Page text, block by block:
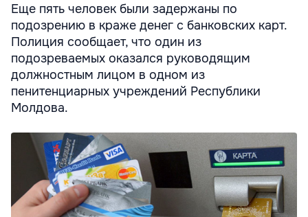
Еще пять человек были задержаны по
подозрению в краже денег с банковских карт.
Полиция сообщает, что один из
подозреваемых оказался руководящим
должностным лицом в одном из
пенитенциарных учреждений Республики
Молдова.